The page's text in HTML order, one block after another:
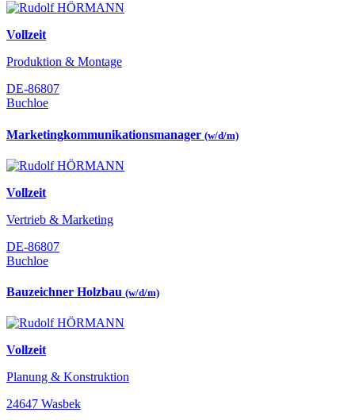
Vollzeit
Produktion & Montage
DE-86807
Buchloe
Marketingkommunikationsmanager (w/d/m)
Vollzeit
Vertrieb & Marketing
DE-86807
Buchloe
Bauzeichner Holzbau (w/d/m)
Vollzeit
Planung & Konstruktion
24647 Wasbek